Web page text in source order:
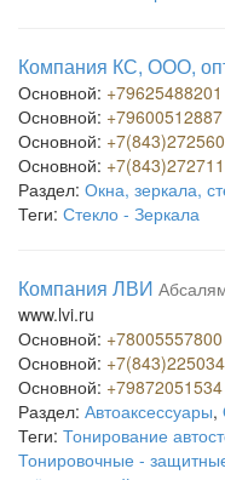
Компания КС, ООО,
Основной: +79625488201
Основной: +79600512887
Основной:
Основной:
Раздел: Окна, зеркала,
Теги: Стекло - Зеркала
Компания ЛВИ
www.lvi.ru
Основной: +78005557800
Основной:
Основной: +79872051534
Раздел: Автоаксессуары,
Теги: Тонирование
Тонировочные -